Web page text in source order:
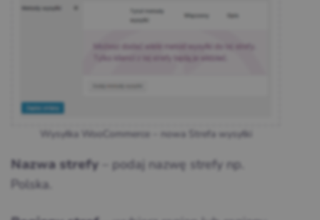
Wysyłka WooCommerce – nowa Strefa wysyłki
Nazwa strefy
– podaj nazwę strefy np.
Polska.